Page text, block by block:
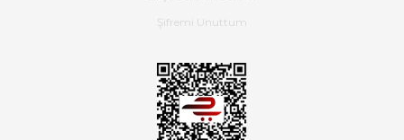
ulaştı.Ürünün paketlenmesi
gayet başarılı hasarsız bir şekilde
teslim aldım. Bu konudaki
hassasiyetleri ve Ürünün kalitesi
Şifremi Unuttum